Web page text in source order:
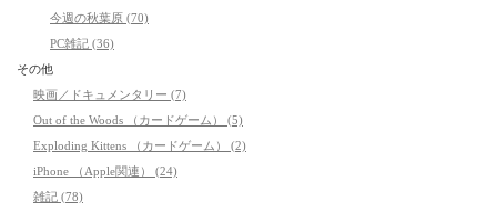
今週の秋葉原 (70)
PC雑記 (36)
その他
映画／ドキュメンタリー (7)
Out of the Woods （カードゲーム） (5)
Exploding Kittens （カードゲーム） (2)
iPhone （Apple関連） (24)
雑記 (78)